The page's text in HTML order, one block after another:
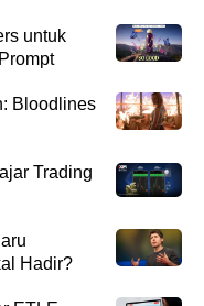
untuk
Bloodlines
Trading
Hadir?